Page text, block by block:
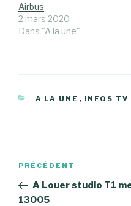
Airbus
2 mars 2020
Dans "A la une"
CATÉGORIES
A LA UNE , INFOS TV
Navigation
l’article
Article
précédent
PRÉCÉDENT
A Louer studio T1
13005